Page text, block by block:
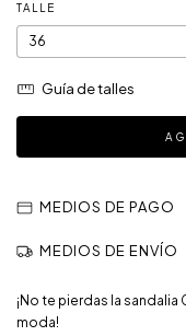
TALLE
Guía de talles
MEDIOS DE PAGO
MEDIOS DE ENVÍO
¡No te pierdas la sandalia
moda!